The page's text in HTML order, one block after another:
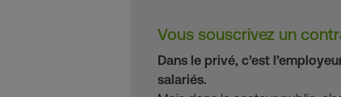
Vous souscrivez un
Dans le privé, c’est
salariés.